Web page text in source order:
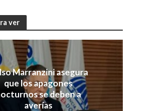
ver
Marranzini asegura
que los apagones
se deben a
averías